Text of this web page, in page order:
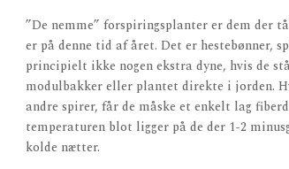
”De nemme” forspiringsplanter er dem der
er på denne tid af året. Det er hestebønner,
principielt ikke nogen ekstra dyne, hvis de
modulbakker eller plantet direkte i jorden.
andre spirer, får de måske et enkelt lag
temperaturen blot ligger på de der 1-2
kolde nætter.